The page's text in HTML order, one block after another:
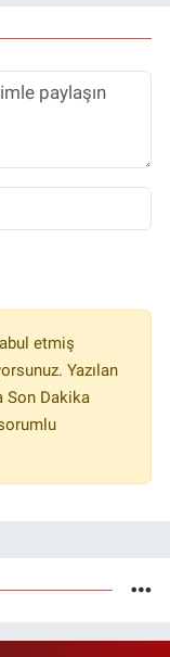
etmiş
Yazılan
Son Dakika